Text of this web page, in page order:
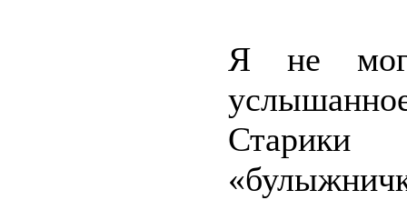
Я не
Старики